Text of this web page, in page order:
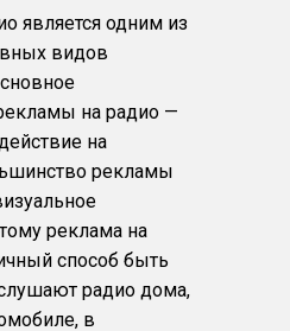
является одним из
видов
на радио —
на
рекламы
реклама на
способ быть
радио дома,
в